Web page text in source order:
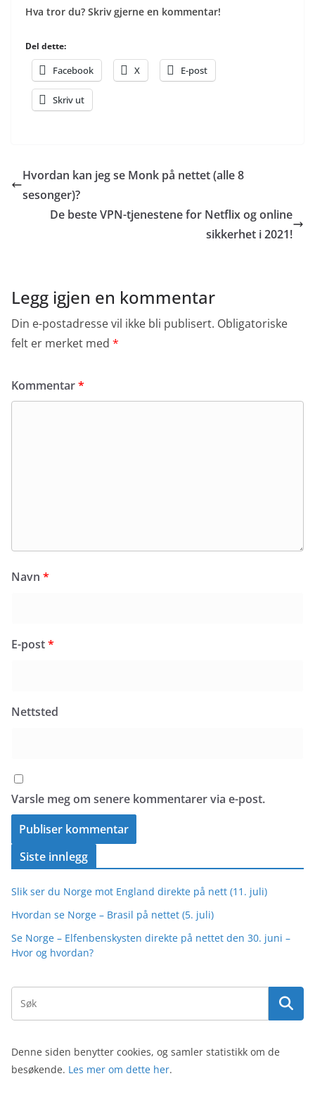
Hva tror du? Skriv gjerne en kommentar!
Del dette:
Facebook X E-post
Skriv ut
Hvordan kan jeg se Monk på nettet (alle 8
sesonger)?
De beste VPN-tjenestene for Netflix og online
sikkerhet i 2021!
Legg igjen en kommentar
Din e-postadresse vil ikke bli publisert. Obligatoriske
felt er merket med *
Kommentar*
Navn *
E-post*
Nettsted
Varsle meg om senere kommentarer via e-post.
Siste innlegg
Slik ser du Norge mot England direkte på nett (11. juli)
Hvordan se Norge – Brasil på nettet (5. juli)
Se Norge – Elfenbenskysten direkte på nettet den 30. juni –
Hvor og hvordan?
Denne siden benytter cookies, og samler statistikk om de
besøkende. Les mer om dette her.